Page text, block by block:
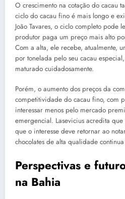
O crescimento na cotação do cacau
ciclo do cacau fino é mais longo e
João Tavares, o ciclo completo pode
produtor paga um preço mais alto
Com a alta, ele recebe, atualmente,
por tonelada pelo seu cacau
maturado cuidadosamente.
Porém, o aumento dos preços da
competitividade do cacau fino, com
interessar menos pelo mercado
emergencial. Lasevicius acredita
que o interesse deve retornar ao
chocolates de alta qualidade
Perspectivas e
na Bahia